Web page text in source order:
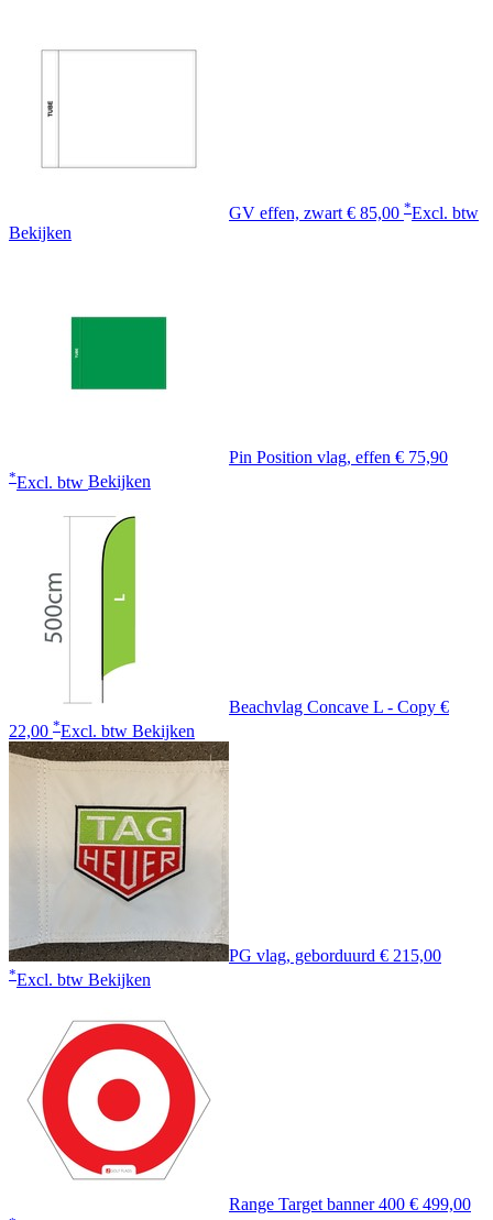
GV effen, zwart € 85,00 *Excl. btw
Bekijken
Pin Position vlag, effen € 75,90
*Excl. btw Bekijken
Beachvlag Concave L - Copy €
22,00 *Excl. btw Bekijken
PG vlag, geborduurd € 215,00
*Excl. btw Bekijken
Range Target banner 400 € 499,00